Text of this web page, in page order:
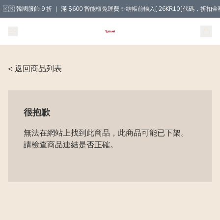
🇰🇷 韓國服飾 9 折 ｜ 滿 $600 智能櫃免運費 ✨結帳前輸入[ 26KR10 ]代碼，折扣金
< 返回商品列表
很抱歉
無法在網站上找到此商品，此商品可能已下架。
請檢查商品連結是否正確。